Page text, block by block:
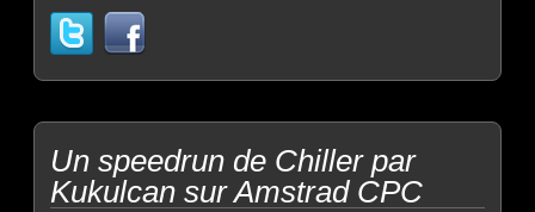
Un speedrun de Chiller par
Kukulcan sur Amstrad CPC